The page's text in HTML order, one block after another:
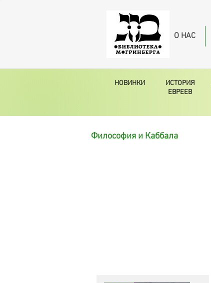
О НАС
НОВИНКИ
ИСТОРИЯ
ЕВРЕЕВ
Философия и Каббала